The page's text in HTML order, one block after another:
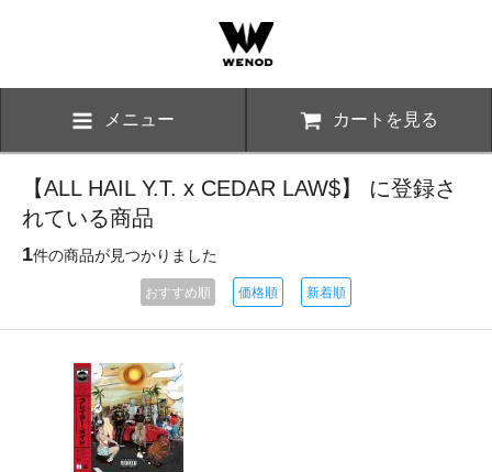
メニュー カートを見る
【ALL HAIL Y.T. x CEDAR LAW$】 に登録さ
れている商品
1件の商品が見つかりました
おすすめ順 価格順 新着順